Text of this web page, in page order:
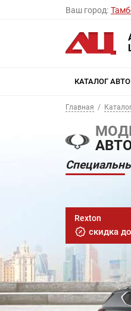
Ваш город:
КАТАЛОГ АВТО
Главная
Rexton
скидка